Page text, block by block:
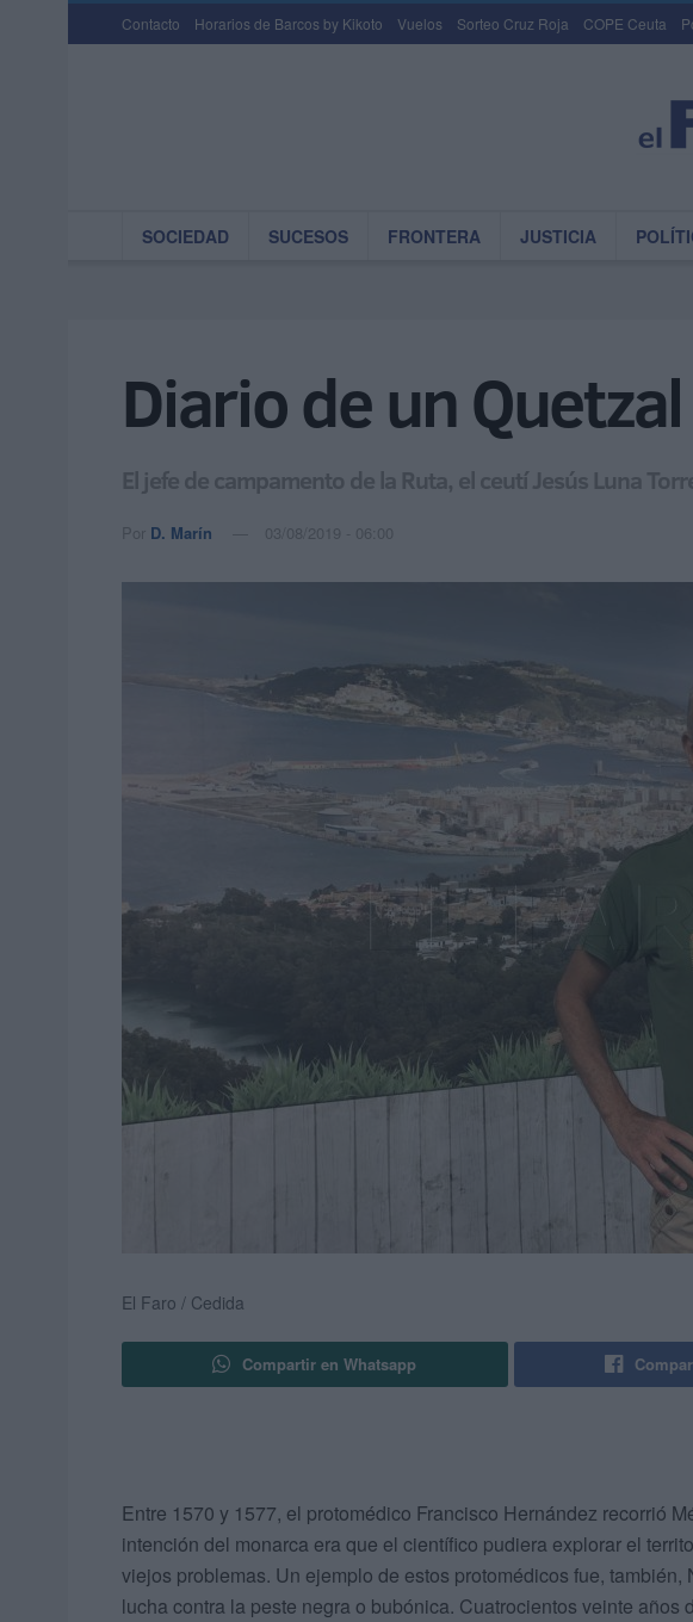
Contacto Horarios de Barcos by Kikoto Vuelos Sorteo Cruz Roja COPE Ceuta
SOCIEDAD SUCESOS FRONTERA JUSTICIA
Diario de un Quetzal
El jefe de campamento de la Ruta, el ceutí Jesús Luna
Por D. Marín 03/08/2019 - 06:00
El Faro / Cedida
Compartir en Whatsapp
Entre 1570 y 1577, el protomédico Francisco Hernández recorrió
intención del monarca era que el científico pudiera explorar el
viejos problemas. Un ejemplo de estos protomédicos fue,
lucha contra la peste negra o bubónica. Cuatrocientos veinte años